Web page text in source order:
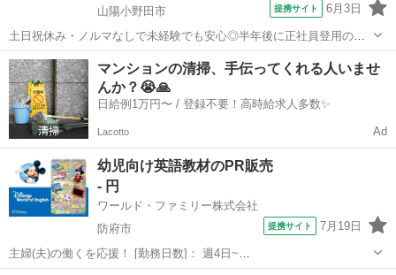
山陽小野田市
提携サイト 6月3日
土日祝休み・ノルマなしで未経験でも安心◎半年後に正社員登用の可
能性あり 【仕事内容】 ＼営業のイメージ、ガラッと変えます／ ノル
マ・新規開拓は一切なし。 「いつもありがとう」が嬉しい、 顔なじみ
を回るルート営業★ 「営業...
山口 山陽小野田市
マンションの清掃、手伝ってくれる人いませ
んか？😭🙏
日給例1万円〜 / 登録不要！高時給求人多数✨
Lacotto Ad
幼児向け英語教材のPR販売
- 円
ワールド・ファミリー株式会社
防府市
提携サイト 7月19日
主婦(夫)の働くを応援！ [勤務日数]： 週4日~
10:00~17:00/10:00~16:00/10:00~15:00/09:30~14:00 [勤務地・最寄